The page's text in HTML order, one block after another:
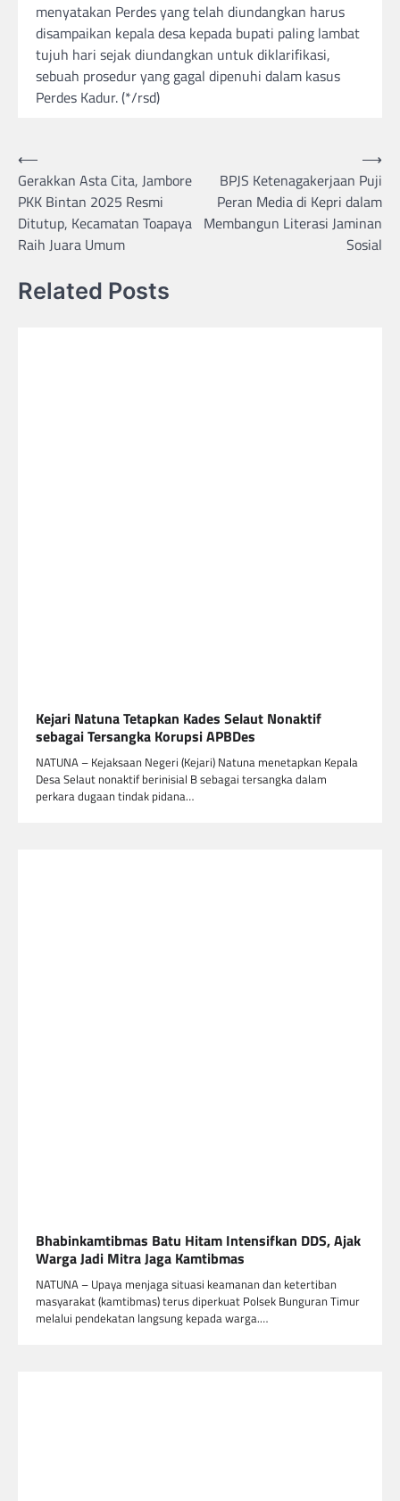
menyatakan Perdes yang telah diundangkan harus
disampaikan kepala desa kepada bupati paling lambat
tujuh hari sejak diundangkan untuk diklarifikasi,
sebuah prosedur yang gagal dipenuhi dalam kasus
Perdes Kadur. (*/rsd)
Post
navigation
⟵
Gerakkan Asta Cita, Jambore
PKK Bintan 2025 Resmi
Ditutup, Kecamatan Toapaya
Raih Juara Umum
BPJS Ketenagakerjaan Puji
Peran Media di Kepri dalam
Membangun Literasi Jaminan
Sosial
⟶
Related Posts
Kejari Natuna Tetapkan Kades Selaut Nonaktif
sebagai Tersangka Korupsi APBDes
NATUNA – Kejaksaan Negeri (Kejari) Natuna menetapkan Kepala
Desa Selaut nonaktif berinisial B sebagai tersangka dalam
perkara dugaan tindak pidana…
Bhabinkamtibmas Batu Hitam Intensifkan DDS, Ajak
Warga Jadi Mitra Jaga Kamtibmas
NATUNA – Upaya menjaga situasi keamanan dan ketertiban
masyarakat (kamtibmas) terus diperkuat Polsek Bunguran Timur
melalui pendekatan langsung kepada warga.…